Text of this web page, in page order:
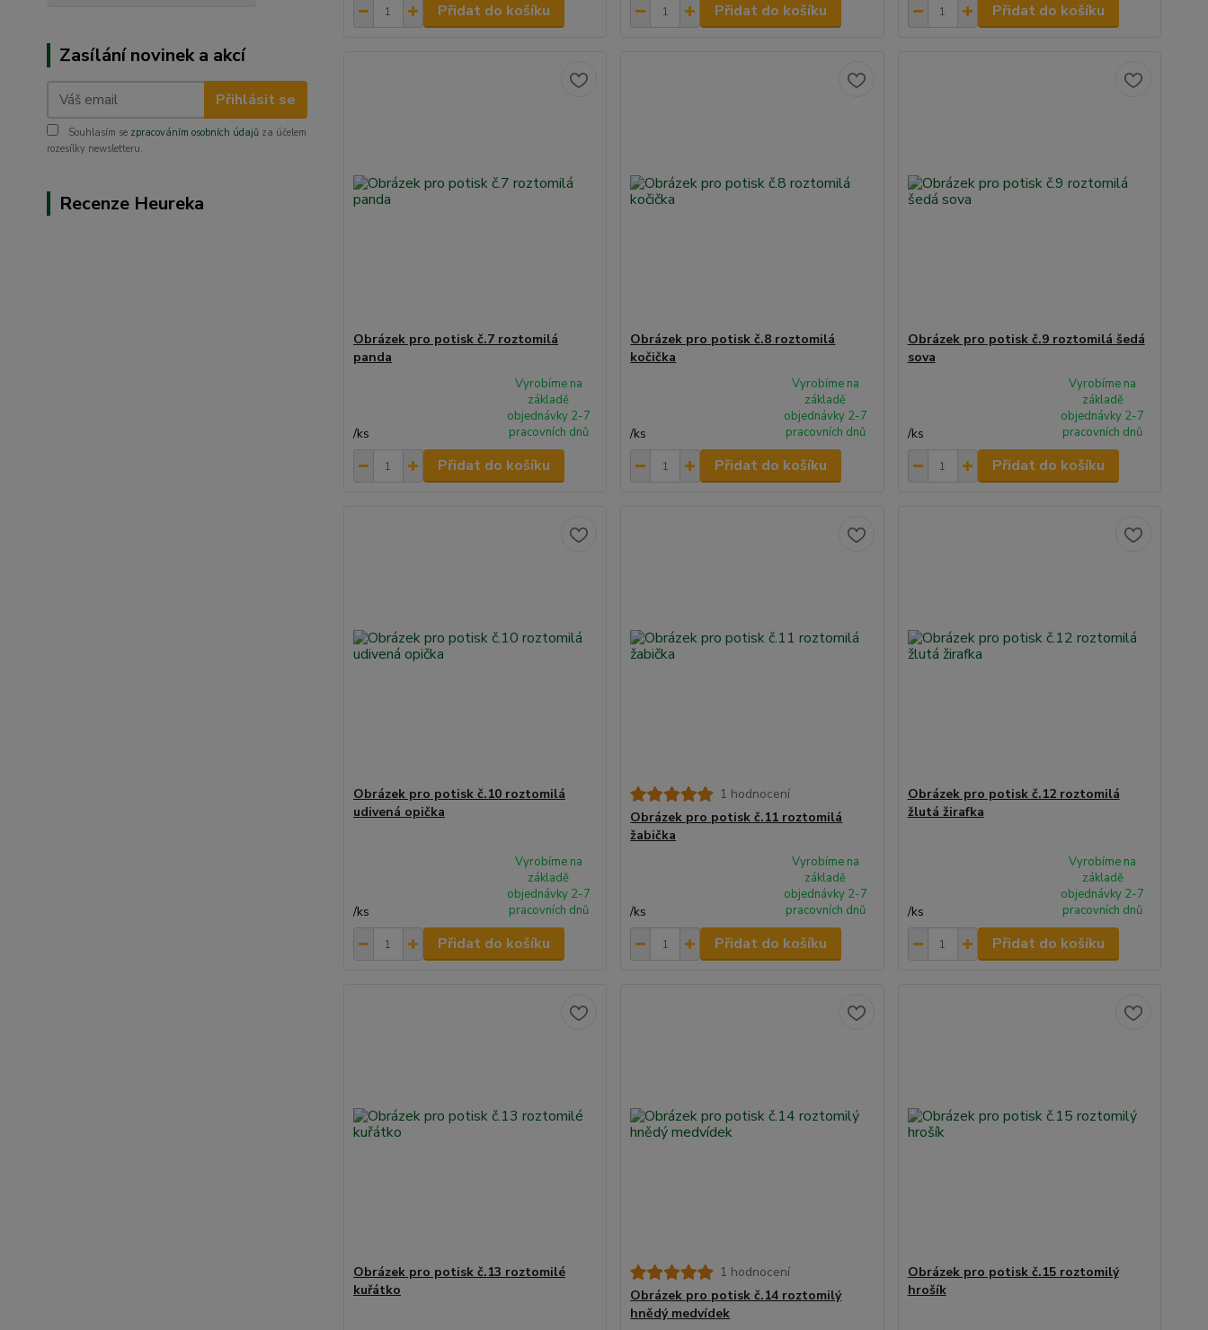
Zasílání novinek a akcí
Přihlásit se
Souhlasím se zpracováním osobních údajů za účelem
rozesílky newsletteru.
Recenze Heureka
Přidat do košíku Přidat do košíku Přidat do košíku
Obrázek pro potisk č.7 roztomilá
panda
/ks
Vyrobíme na
základě
objednávky 2-7
pracovních dnů
Přidat do košíku
Obrázek pro potisk č.8 roztomilá
kočička
/ks
Vyrobíme na
základě
objednávky 2-7
pracovních dnů
Přidat do košíku
Obrázek pro potisk č.9 roztomilá šedá
sova
/ks
Vyrobíme na
základě
objednávky 2-7
pracovních dnů
Přidat do košíku
Obrázek pro potisk č.10 roztomilá
udivená opička
/ks
Vyrobíme na
základě
objednávky 2-7
pracovních dnů
Přidat do košíku
1 hodnocení
Obrázek pro potisk č.11 roztomilá
žabička
/ks
Vyrobíme na
základě
objednávky 2-7
pracovních dnů
Přidat do košíku
Obrázek pro potisk č.12 roztomilá
žlutá žirafka
/ks
Vyrobíme na
základě
objednávky 2-7
pracovních dnů
Přidat do košíku
Obrázek pro potisk č.13 roztomilé
kuřátko
1 hodnocení
Obrázek pro potisk č.14 roztomilý
hnědý medvídek
Obrázek pro potisk č.15 roztomilý
hrošík